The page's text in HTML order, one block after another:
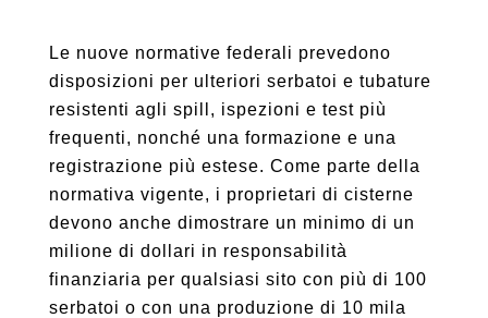
Le nuove normative federali prevedono
disposizioni per ulteriori serbatoi e tubature
resistenti agli spill, ispezioni e test più
frequenti, nonché una formazione e una
registrazione più estese. Come parte della
normativa vigente, i proprietari di cisterne
devono anche dimostrare un minimo di un
milione di dollari in responsabilità
finanziaria per qualsiasi sito con più di 100
serbatoi o con una produzione di 10 mila